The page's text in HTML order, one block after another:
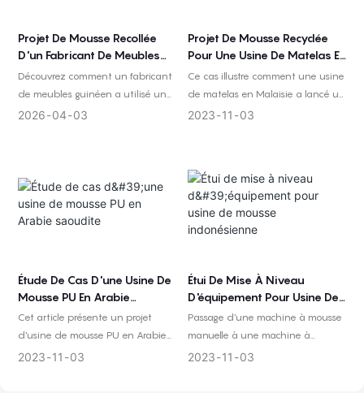
Projet De Mousse Recollée
D'un Fabricant De Meubles
Guinéen
Découvrez comment un fabricant
de meubles guinéen a utilisé une
machine à mousse recyclée pour
soutien et une assistance
technique pour un démarrage de
projet plus fluide.
2026 04 03
Projet De Mousse Recyclée
Pour Une Usine De Matelas En
Malaisie
Ce cas illustre comment une usine
de matelas en Malaisie a lancé un
projet de mousse recyclée avec un
d'installation, de formation et de
coopération de production
ultérieure.
2023 11 03
Étude De Cas D'une Usine De
Mousse PU En Arabie
Saoudite
Cet article présente un projet
d'usine de mousse PU en Arabie
saoudite, abordant le soutien
2023 11 03
Étui De Mise À Niveau
D'équipement Pour Usine De
Mousse Indonésienne
Passage d'une machine à mousse
manuelle à une machine à
mousse semi-automatique par
2023 11 03